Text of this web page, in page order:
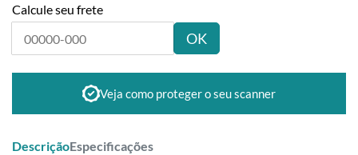
Calcule seu frete
OK
Veja como proteger o seu scanner
DescriçãoEspecificações